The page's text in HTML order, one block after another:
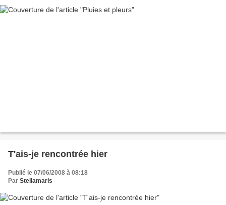
T'ais-je rencontrée hier
Publié le 07/06/2008 à 08:18
Par Stellamaris